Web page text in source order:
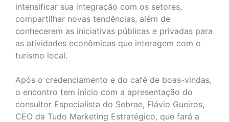
intensificar sua integração com os setores,
compartilhar novas tendências, além de
conhecerem as iniciativas públicas e privadas para
as atividades econômicas que interagem com o
turismo local.
Após o credenciamento e do café de boas-vindas,
o encontro tem início com a apresentação do
consultor Especialista do Sebrae, Flávio Gueiros,
CEO da Tudo Marketing Estratégico, que fará a